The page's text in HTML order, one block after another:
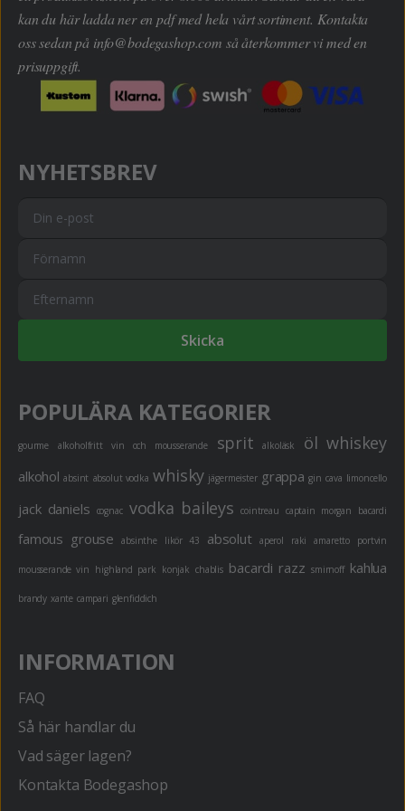
kan du här ladda ner en pdf med hela vårt sortiment. Kontakta
oss sedan på info@bodegashop.com så återkommer vi med en
prisuppgift.
NYHETSBREV
Skicka
POPULÄRA KATEGORIER
gourme alkoholfritt vin och mousserande sprit alkoläsk öl whiskey
alkohol absint absolut vodka whisky jägermeister grappa gin cava limoncello
jack daniels cognac vodka baileys cointreau captain morgan bacardi
famous grouse absinthe likör 43 absolut aperol raki amaretto portvin
mousserande vin highland park konjak chablis bacardi razz smirnoff kahlua
brandy xante campari glenfiddich
INFORMATION
FAQ
Så här handlar du
Vad säger lagen?
Kontakta Bodegashop